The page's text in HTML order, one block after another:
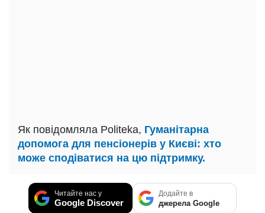
Як повідомляла Politeka, Гуманітарна
допомога для пенсіонерів у Києві: хто
може сподіватися на цю підтримку.
Читайте нас у
Google Discover
Додайте в
джерела Google